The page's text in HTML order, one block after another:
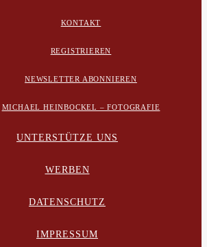
KONTAKT
REGISTRIEREN
NEWSLETTER ABONNIEREN
MICHAEL HEINBOCKEL – FOTOGRAFIE
UNTERSTÜTZE UNS
WERBEN
DATENSCHUTZ
IMPRESSUM